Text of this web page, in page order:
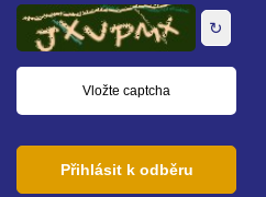
adresa
↻
Přihlásit k odběru